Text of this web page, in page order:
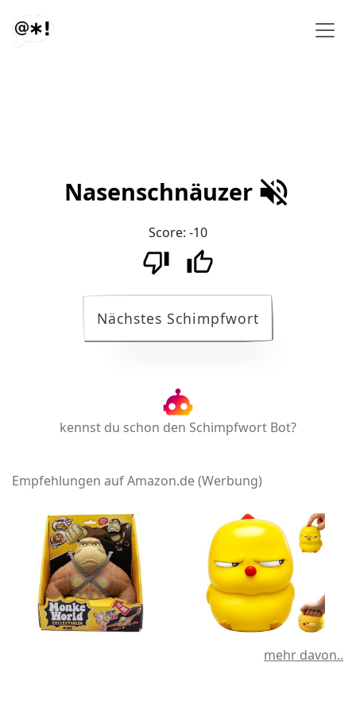
Nasenschnäuzer
Score: -10
Nächstes Schimpfwort
kennst du schon den Schimpfwort Bot?
Empfehlungen auf Amazon.de (Werbung)
mehr davon..